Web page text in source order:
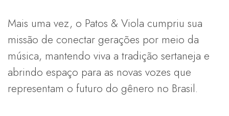
Mais uma vez, o Patos & Viola cumpriu sua
missão de conectar gerações por meio da
música, mantendo viva a tradição sertaneja e
abrindo espaço para as novas vozes que
representam o futuro do gênero no Brasil.